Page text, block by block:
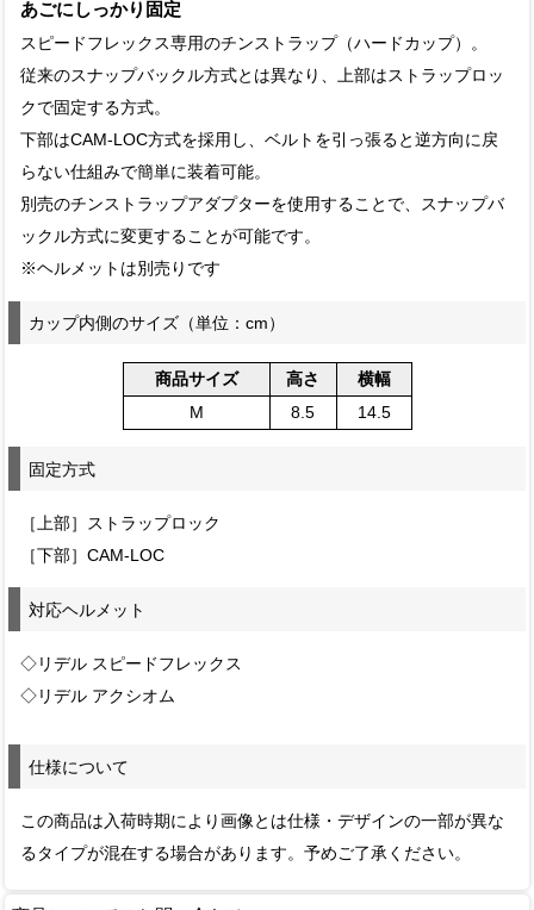
あごにしっかり固定
スピードフレックス専用のチンストラップ（ハードカップ）。
従来のスナップバックル方式とは異なり、上部はストラップロッ
クで固定する方式。
下部はCAM-LOC方式を採用し、ベルトを引っ張ると逆方向に戻
らない仕組みで簡単に装着可能。
別売のチンストラップアダプターを使用することで、スナップバ
ックル方式に変更することが可能です。
※ヘルメットは別売りです
カップ内側のサイズ（単位：cm）
商品サイズ 高さ
横幅
M
8.5 14.5
固定方式
［上部］ストラップロック
［下部］CAM-LOC
対応ヘルメット
◇リデル スピードフレックス
◇リデル アクシオム
仕様について
この商品は入荷時期により画像とは仕様・デザインの一部が異な
るタイプが混在する場合があります。予めご了承ください。